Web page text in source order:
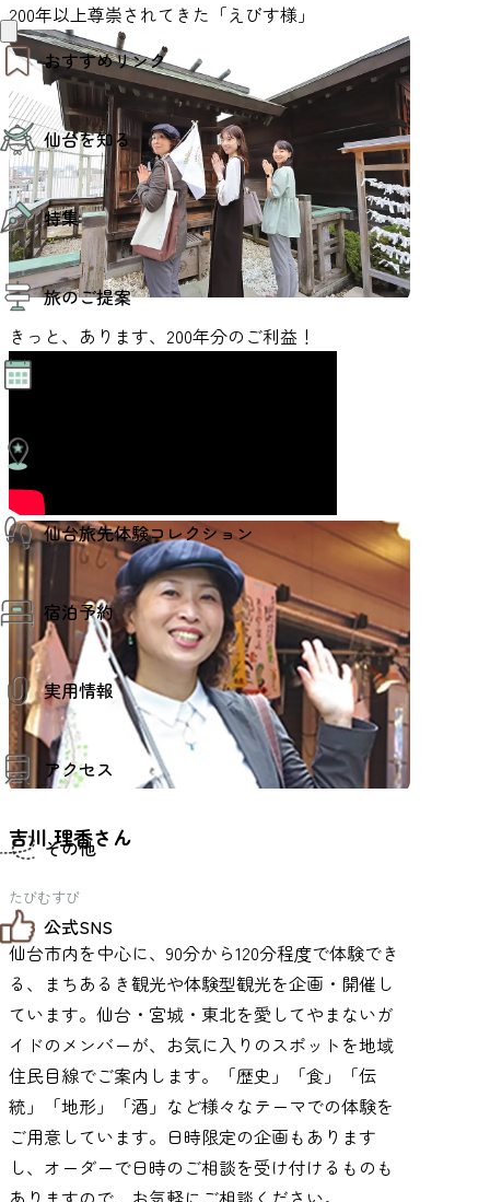
おすすめリンク
仙台夜時間
モデルコース
エリアガイド
お知らせ
お得なチケット
仙台を知る
仙台の魅力
エリアガイド
復興に向けて
仙台観光PR動画ライブラリー
仙台から行く東北周遊旅
伝統的工芸品
特集
特集
夜時間トピックス
旅のご提案
モデルコース
温泉
美味いもの
季節のイベント
プロスポーツチーム・プロオーケストラ
仙台の銘品
仙台夜時間
宿泊施設
仙台観光マップ
仙台旅先体験コレクション
仙台旅先体験コレクション
体験プログラム検索（予約）
体験事業者からのお知らせ
体験トピックス
体験事業者
宿泊予約
宿泊予約
実用情報
観光案内
お役立ち情報
観光アプリ
アクセス
仙台までの経路検索
市内の交通情報
その他
お知らせ
お問い合わせ
教育旅行
観光マップ
せんだい旅日和とは
サイト利用規約
プライバシーポリシー
サイトマップ
仙臺写真館フォトギャラリー
公式SNS
せんだい旅日和 X
せんだい旅日和 Instagram
せんだい旅日和 Facebook
仙台旅先体験コレクション Facebook
仙台旅先体験コレクション Instagaram
200年以上尊崇されてきた「えびす様」
きっと、あります、200年分のご利益！
吉川 理香さん
たびむすび
仙台市内を中心に、90分から120分程度で体験でき
る、まちあるき観光や体験型観光を企画・開催し
ています。仙台・宮城・東北を愛してやまないガ
イドのメンバーが、お気に入りのスポットを地域
住民目線でご案内します。「歴史」「食」「伝
統」「地形」「酒」など様々なテーマでの体験を
ご用意しています。日時限定の企画もあります
し、オーダーで日時のご相談を受け付けるものも